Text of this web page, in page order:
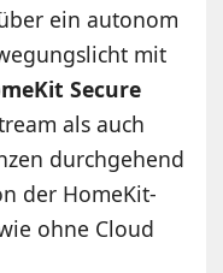
ein autonom
mit
Secure
als auch
durchgehend
der HomeKit-
ohne Cloud